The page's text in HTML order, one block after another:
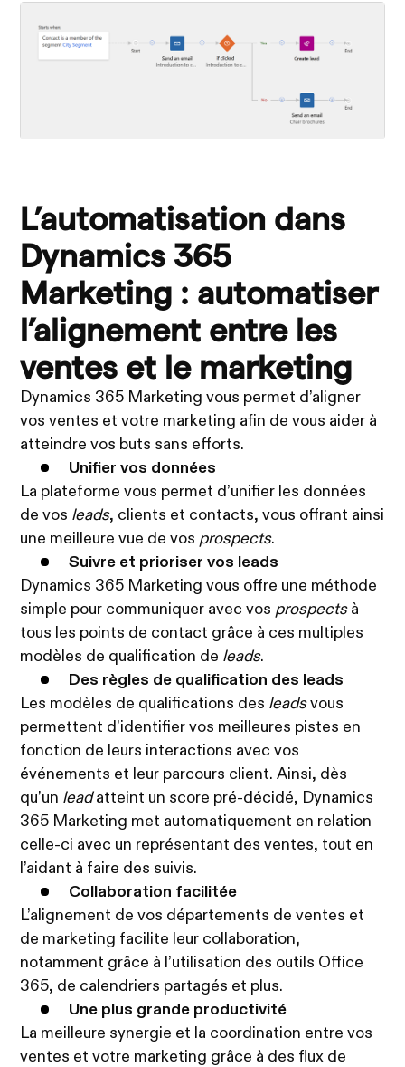
L’automatisation dans
Dynamics 365
Marketing : automatiser
l’alignement entre les
ventes et le marketing
Dynamics 365 Marketing vous permet d’aligner
vos ventes et votre marketing afin de vous aider à
atteindre vos buts sans efforts.
Unifier vos données
La plateforme vous permet d’unifier les données
de vos leads, clients et contacts, vous offrant ainsi
une meilleure vue de vos prospects.
Suivre et prioriser vos leads
Dynamics 365 Marketing vous offre une méthode
simple pour communiquer avec vos prospectsà
tous les points de contact grâce à ces multiples
modèles de qualification de leads.
Des règles de qualification des leads
Les modèles de qualifications des leadsvous
permettent d’identifier vos meilleures pistes en
fonction de leurs interactions avec vos
événements et leur parcours client. Ainsi, dès
qu’un leadatteint un score pré-décidé, Dynamics
365 Marketing met automatiquement en relation
celle-ci avec un représentant des ventes, tout en
l’aidant à faire des suivis.
Collaboration facilitée
L’alignement de vos départements de ventes et
de marketing facilite leur collaboration,
notamment grâce à l’utilisation des outils Office
365, de calendriers partagés et plus.
Une plus grande productivité
La meilleure synergie et la coordination entre vos
ventes et votre marketing grâce à des flux de